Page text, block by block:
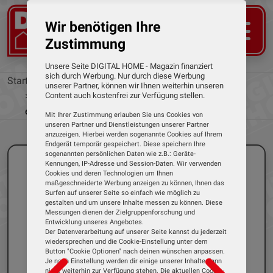
Startseite
News
Smart Home: Elektro-Rollos und ihre Vorteile
entdecken
Wir benötigen Ihre
Zustimmung
Unsere Seite DIGITAL HOME - Magazin finanziert
sich durch Werbung. Nur durch diese Werbung
unserer Partner, können wir Ihnen weiterhin unseren
Content auch kostenfrei zur Verfügung stellen.
Mit Ihrer Zustimmung erlauben Sie uns Cookies von
unseren Partner und Dienstleistungen unserer Partner
anzuzeigen. Hierbei werden sogenannte Cookies auf Ihrem
Endgerät temporär gespeichert. Diese speichern Ihre
sogenannten persönlichen Daten wie z.B.: Geräte-
Kennungen, IP-Adresse und Session-Daten. Wir verwenden
Cookies und deren Technologien um Ihnen
maßgeschneiderte Werbung anzeigen zu können, Ihnen das
Surfen auf unserer Seite so einfach wie möglich zu
gestalten und um unsere Inhalte messen zu können. Diese
Messungen dienen der Zielgruppenforschung und
Entwicklung unseres Angebotes.
Der Datenverarbeitung auf unserer Seite kannst du jederzeit
wiedersprechen und die Cookie-Einstellung unter dem
Button "Cookie Optionen" nach deinen wünschen anpassen.
Je nach Einstellung werden dir einige unserer Inhalte dann
nicht weiterhin zur Verfügung stehen. Die aktuellen Cookie-